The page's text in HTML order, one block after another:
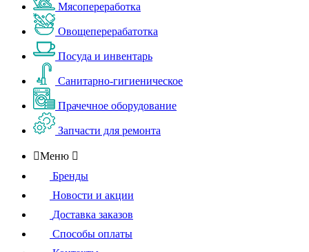
Мясопереработка
Овощеперерабатотка
Посуда и инвентарь
Санитарно-гигиеническое
Прачечное оборудование
Запчасти для ремонта
Меню 
Бренды
Новости и акции
Доставка заказов
Способы оплаты